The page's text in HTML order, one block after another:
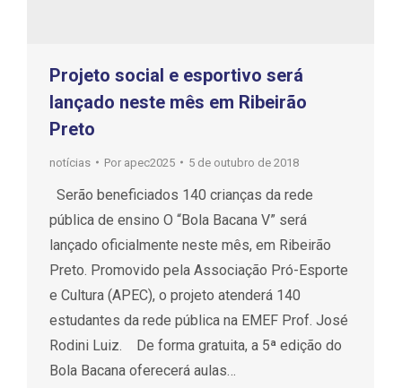
Projeto social e esportivo será
lançado neste mês em Ribeirão
Preto
notícias Por apec2025 5 de outubro de 2018
Serão beneficiados 140 crianças da rede
pública de ensino O “Bola Bacana V” será
lançado oficialmente neste mês, em Ribeirão
Preto. Promovido pela Associação Pró-Esporte
e Cultura (APEC), o projeto atenderá 140
estudantes da rede pública na EMEF Prof. José
Rodini Luiz. De forma gratuita, a 5ª edição do
Bola Bacana oferecerá aulas…